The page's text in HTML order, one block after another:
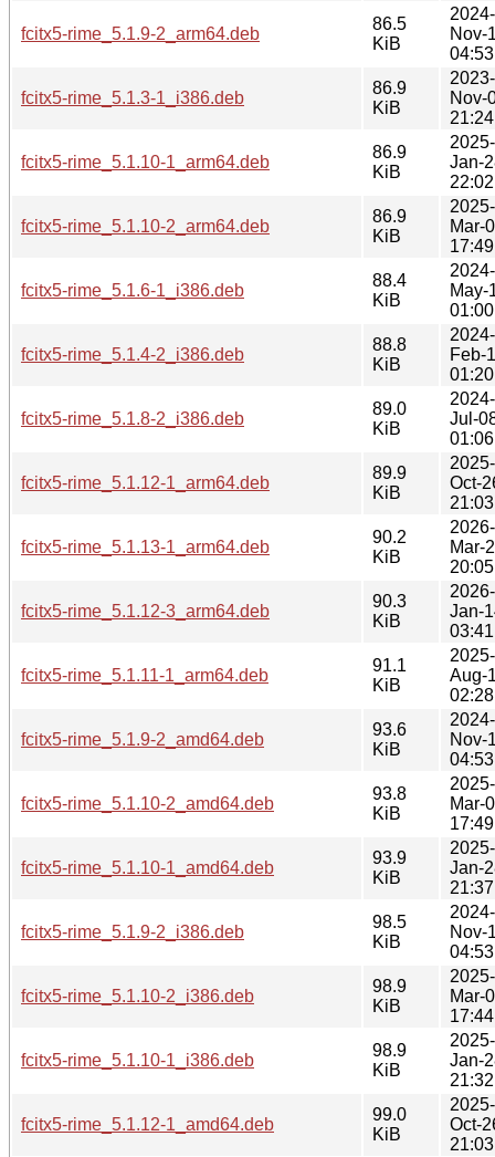
fcitx5-rime_5.1.9-2_arm64.deb
86.5
KiB
2024-
Nov-
04:53
fcitx5-rime_5.1.3-1_i386.deb
86.9
KiB
2023-
Nov-
21:24
fcitx5-rime_5.1.10-1_arm64.deb
86.9
KiB
2025-
Jan-
22:02
fcitx5-rime_5.1.10-2_arm64.deb
86.9
KiB
2025-
Mar-
17:49
fcitx5-rime_5.1.6-1_i386.deb
88.4
KiB
2024-
May-
01:00
fcitx5-rime_5.1.4-2_i386.deb
88.8
KiB
2024-
Feb-
01:20
fcitx5-rime_5.1.8-2_i386.deb
89.0
KiB
2024-
Jul-
01:06
fcitx5-rime_5.1.12-1_arm64.deb
89.9
KiB
2025-
Oct-
21:03
fcitx5-rime_5.1.13-1_arm64.deb
90.2
KiB
2026-
Mar-
20:05
fcitx5-rime_5.1.12-3_arm64.deb
90.3
KiB
2026-
Jan-
03:41
fcitx5-rime_5.1.11-1_arm64.deb
91.1
KiB
2025-
Aug-
02:28
fcitx5-rime_5.1.9-2_amd64.deb
93.6
KiB
2024-
Nov-
04:53
fcitx5-rime_5.1.10-2_amd64.deb
93.8
KiB
2025-
Mar-
17:49
fcitx5-rime_5.1.10-1_amd64.deb
93.9
KiB
2025-
Jan-
21:37
fcitx5-rime_5.1.9-2_i386.deb
98.5
KiB
2024-
Nov-
04:53
fcitx5-rime_5.1.10-2_i386.deb
98.9
KiB
2025-
Mar-
17:44
fcitx5-rime_5.1.10-1_i386.deb
98.9
KiB
2025-
Jan-
21:32
fcitx5-rime_5.1.12-1_amd64.deb
99.0
KiB
2025-
Oct-
21:03